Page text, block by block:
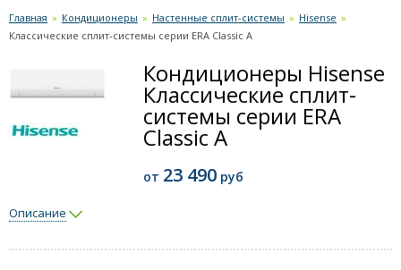
Кондиционеры
Главная » Кондиционеры » Настенные сплит-системы » Hisense »
Классические сплит-системы серии ERA Classic A
Кондиционеры Hisense
Классические сплит-
системы серии ERA
Classic A
от 23 490руб
Описание